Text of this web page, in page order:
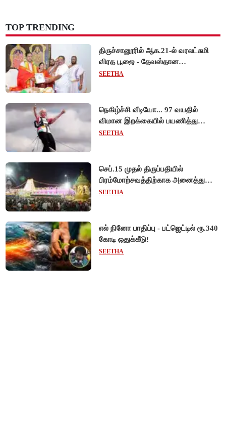
TOP TRENDING
திருச்சானூரில் ஆக.21-ல் வரலட்சுமி
விரத பூஜை - தேவஸ்தான
அறங்காவலர் குழு தலைவருக்கு
SEETHA
நெகிழ்ச்சி வீடியோ... 97 வயதில்
விமான இறக்கையில் பயணித்து
கின்னஸ் சாதனை படைத்த பிரிட்டன்
SEETHA
செப்.15 முதல் திருப்பதியில்
பிரம்மோற்சவத்திற்காக அனைத்து
சிறப்பு தரிசனங்களும் ரத்து -
SEETHA
எல் நினோ பாதிப்பு - பட்ஜெட்டில் ரூ.340
கோடி ஒதுக்கீடு!
SEETHA